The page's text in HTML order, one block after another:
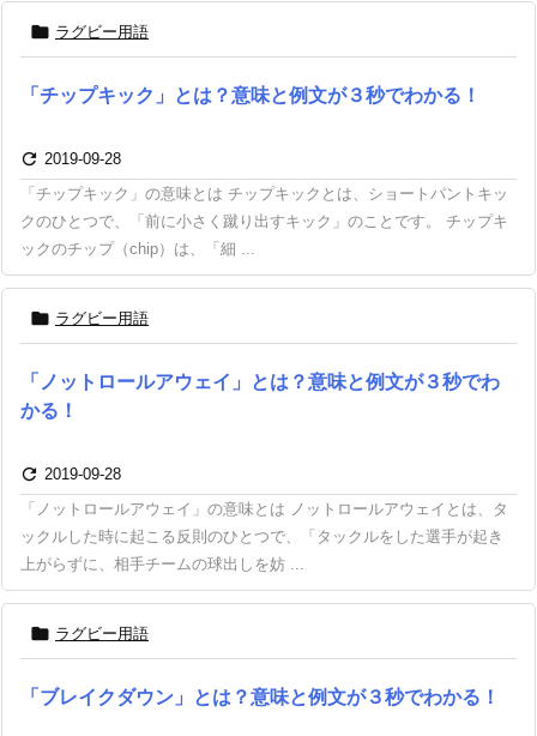
 ラグビー用語
「チップキック」とは？意味と例文が３秒でわかる！
 2019-09-28
「チップキック」の意味とは チップキックとは、ショートパントキッ
クのひとつで、「前に小さく蹴り出すキック」のことです。 チップキ
ックのチップ（chip）は、「細 ...
 ラグビー用語
「ノットロールアウェイ」とは？意味と例文が３秒でわ
かる！
 2019-09-28
「ノットロールアウェイ」の意味とは ノットロールアウェイとは、タ
ックルした時に起こる反則のひとつで、「タックルをした選手が起き
上がらずに、相手チームの球出しを妨 ...
 ラグビー用語
「ブレイクダウン」とは？意味と例文が３秒でわかる！